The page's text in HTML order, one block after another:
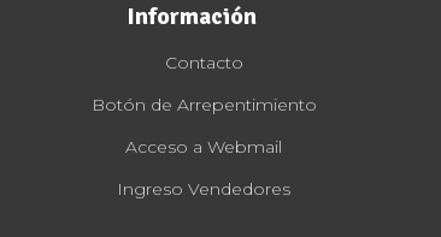
Información
Contacto
Botón de Arrepentimiento
Acceso a Webmail
Ingreso Vendedores